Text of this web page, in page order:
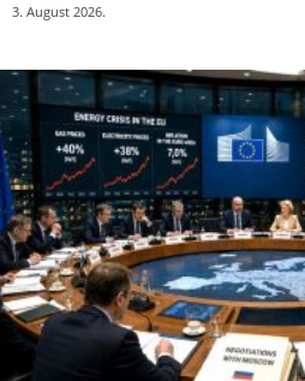
3. August 2026.